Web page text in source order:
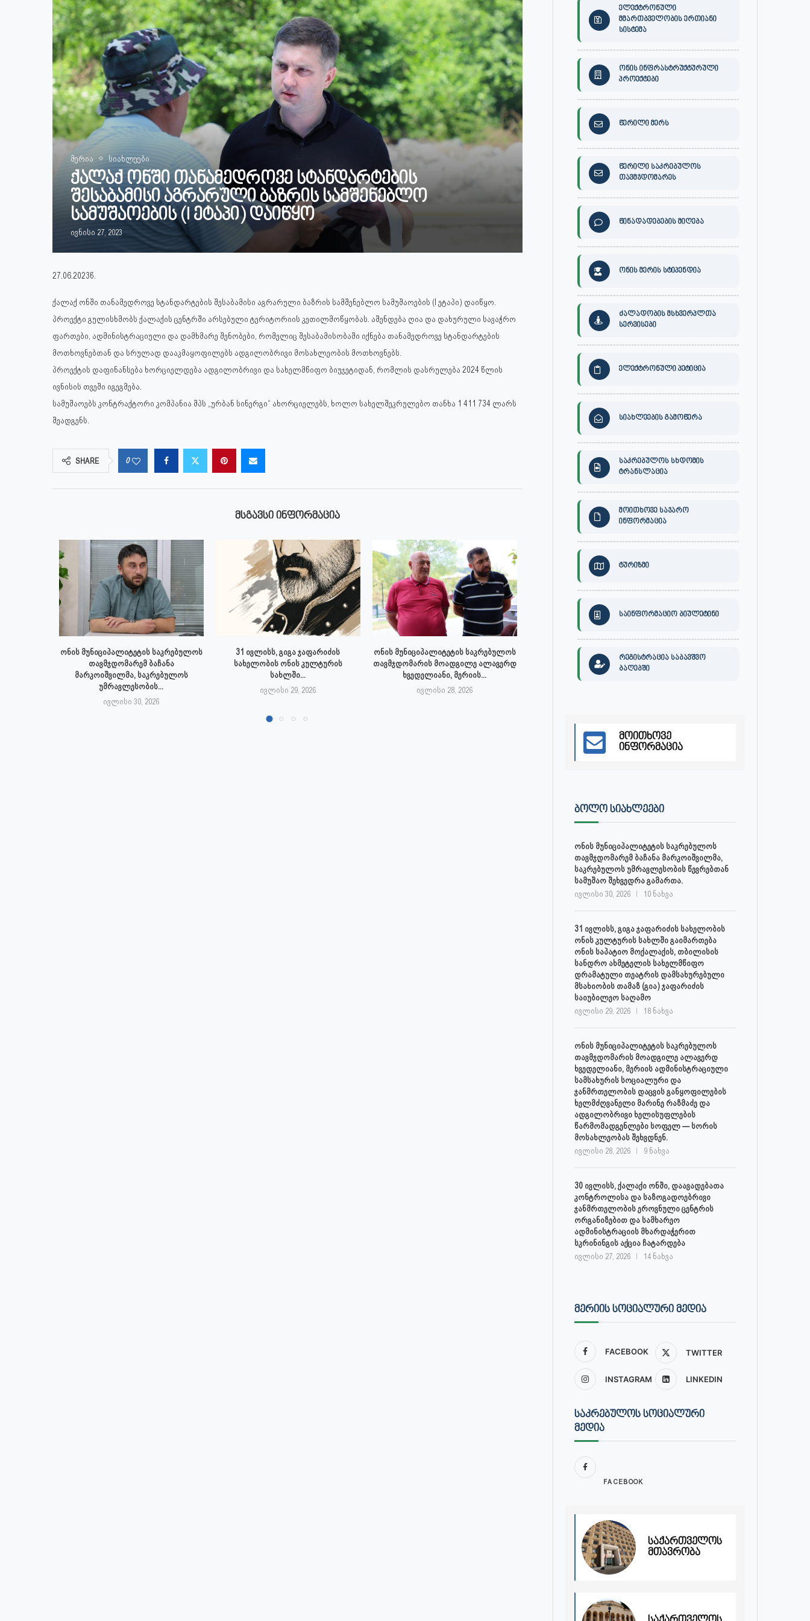
მერია სიახლეები
ქალაქ ონში თანამედროვე სტანდარტების
შესაბამისი აგრარული ბაზრის სამშენებლო
სამუშაოების (I ეტაპი) დაიწყო
ივნისი 27, 2023
27.06.2023წ.
ქალაქ ონში თანამედროვე სტანდარტების შესაბამისი აგრარული ბაზრის სამშენებლო სამუშაოების (I ეტაპი) დაიწყო.
პროექტი გულისხმობს ქალაქის ცენტრში არსებული ტერიტორიის კეთილმოწყობას. აშენდება ღია და დახურული სავაჭრო
ფართები, ადმინისტრაციული და დამხმარე შენობები, რომელიც შესაბამისობაში იქნება თანამედროვე სტანდარტების
მოთხოვნებთან და სრულად დააკმაყოფილებს ადგილობრივი მოსახლეობის მოთხოვნებს.
პროექტის დაფინანსება ხორციელდება ადგილობრივი და სახელმწიფო ბიუჯეტიდან, რომლის დასრულება 2024 წლის
ივნისის თვეში იგეგმება.
სამუშაოებს კონტრაქტორი კომპანია შპს „ურბან სინერგი“ ახორციელებს, ხოლო სახელშეკრულებო თანხა 1 411 734 ლარს
შეადგენს.
SHARE 0
ᲛᲡᲒᲐᲕᲡᲘ ᲘᲜᲤᲝᲠᲛᲐᲪᲘᲐ
ონის მუნიციპალიტეტის საკრებულოს
თავმჯდომარემ ბაჩანა
მარკოიშვილმა, საკრებულოს
უმრავლესობის...
ივლისი 30, 2026
31 ივლისს, გიგა ჯაფარიძის
სახელობის ონის კულტურის
სახლში...
ივლისი 29, 2026
ონის მუნიციპალიტეტის საკრებულოს
თავმჯდომარის მოადგილე ალავერდ
ხვედელიანი, მერიის...
ივლისი 28, 2026
30 ივლისს, ქალაქი ონში,
დაავადებათა კონტროლისა და
საზოგადოებრივი...
ონის მუნიციპალიტეტის მერმა
ელექტრონული
მმართბველობის ერთიანი
სისტემა
ონის ინფრასტრუქტურული
პროექტები
წერილი მერს
წერილი საკრებულოს
თავმჯდომარეს
წინადადებების მიღება
ონის მერის სტიპენდია
ძალადობის მსხვერპლთა
სერვისები
ელექტრონული პეტიცია
სიახლეების გამოწერა
საკრებულოს სხდომის
ტრანსლაცია
მოითხოვე საჯარო
ინფორმაცია
ტურიზმი
საინფორმაციო ბიულეტინი
რეგისტრაცია საბავშვო
ბაღებში
მოითხოვე
ინფორმაცია
ᲑᲝᲚᲝ ᲡᲘᲐᲮᲚᲔᲔᲑᲘ
ონის მუნიციპალიტეტის საკრებულოს
თავმჯდომარემ ბაჩანა მარკოიშვილმა,
საკრებულოს უმრავლესობის წევრებთან
სამუშაო შეხვედრა გამართა.
ივლისი 30, 2026 10 ნახვა
31 ივლისს, გიგა ჯაფარიძის სახელობის
ონის კულტურის სახლში გაიმართება
ონის საპატიო მოქალაქის, თბილისის
სანდრო ახმეტელის სახელმწიფო
დრამატული თეატრის დამსახურებული
მსახიობის თამაზ (გია) ჯაფარიძის
საიუბილეო საღამო
ივლისი 29, 2026 18 ნახვა
ონის მუნიციპალიტეტის საკრებულოს
თავმჯდომარის მოადგილე ალავერდ
ხვედელიანი, მერიის ადმინისტრაციული
სამსახურის სოციალური და
ჯანმრთელობის დაცვის განყოფილების
ხელმძღვანელი მარინე რაზმაძე და
ადგილობრივი ხელისუფლების
წარმომადგენლები სოფელ — სორის
მოსახლეობას შეხვდნენ.
ივლისი 28, 2026 9 ნახვა
30 ივლისს, ქალაქი ონში, დაავადებათა
კონტროლისა და საზოგადოებრივი
ჯანმრთელობის ეროვნული ცენტრის
ორგანიზებით და სამხარეო
ადმინისტრაციის მხარდაჭერით
სკრინინგის აქცია ჩატარდება
ივლისი 27, 2026 14 ნახვა
ᲛᲔᲠᲘᲘᲡ ᲡᲝᲪᲘᲐᲚᲣᲠᲘ ᲛᲔᲓᲘᲐ
FACEBOOK TWITTER
INSTAGRAM LINKEDIN
ᲡᲐᲙᲠᲔᲑᲣᲚᲝᲡ ᲡᲝᲪᲘᲐᲚᲣᲠᲘ
ᲛᲔᲓᲘᲐ
FACEBOOK
საქართველოს
მთავრობა